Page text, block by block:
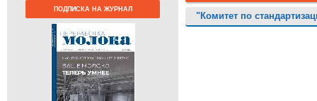
ПОДПИСКА НА ЖУРНАЛ
"Комитет по